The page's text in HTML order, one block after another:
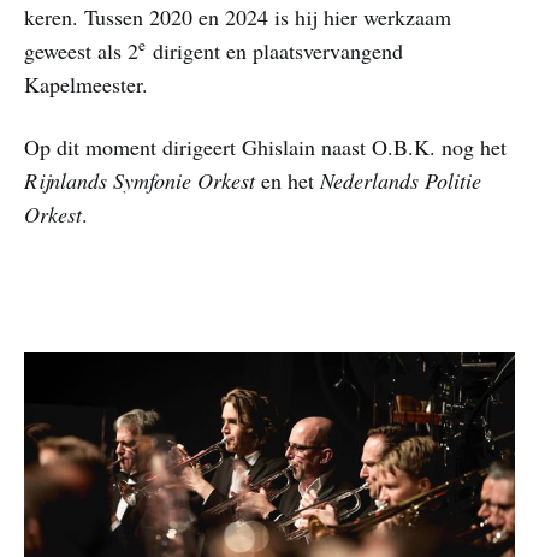
keren. Tussen 2020 en 2024 is hij hier werkzaam
geweest als 2e dirigent en plaatsvervangend
Kapelmeester.
Op dit moment dirigeert Ghislain naast O.B.K. nog het
Rijnlands Symfonie Orkesten het Nederlands Politie
Orkest.